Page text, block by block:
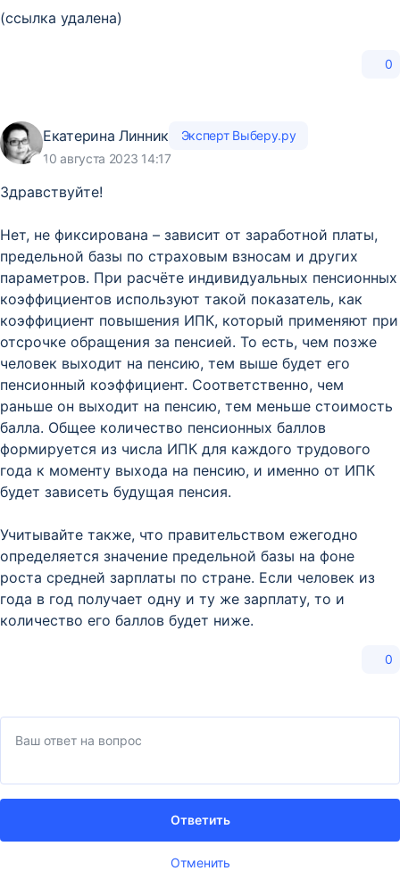
(ссылка удалена)
0
Екатерина Линник
Эксперт Выберу.ру
10 августа 2023 14:17
Здравствуйте!
Нет, не фиксирована – зависит от заработной платы,
предельной базы по страховым взносам и других
параметров. При расчёте индивидуальных пенсионных
коэффициентов используют такой показатель, как
коэффициент повышения ИПК, который применяют при
отсрочке обращения за пенсией. То есть, чем позже
человек выходит на пенсию, тем выше будет его
пенсионный коэффициент. Соответственно, чем
раньше он выходит на пенсию, тем меньше стоимость
балла. Общее количество пенсионных баллов
формируется из числа ИПК для каждого трудового
года к моменту выхода на пенсию, и именно от ИПК
будет зависеть будущая пенсия.
Учитывайте также, что правительством ежегодно
определяется значение предельной базы на фоне
роста средней зарплаты по стране. Если человек из
года в год получает одну и ту же зарплату, то и
количество его баллов будет ниже.
0
Отменить
Ответить